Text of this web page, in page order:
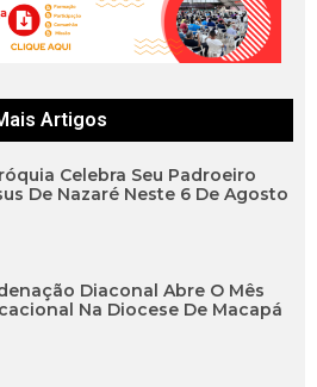
Artigos
Celebra Seu Padroeiro
De Nazaré Neste 6 De Agosto
Diaconal Abre O Mês
Na Diocese De Macapá